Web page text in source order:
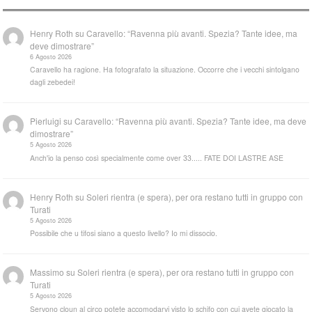
Henry Roth suCaravello: “Ravenna più avanti. Spezia? Tante idee, ma
deve dimostrare”
6 Agosto 2026
Caravello ha ragione. Ha fotografato la situazione. Occorre che i vecchi sintolgano
dagli zebedei!
Pierluigi suCaravello: “Ravenna più avanti. Spezia? Tante idee, ma deve
dimostrare”
5 Agosto 2026
Anch'io la penso così specialmente come over 33..... FATE DOI LASTRE ASE
Henry Roth suSoleri rientra (e spera), per ora restano tutti in gruppo con
Turati
5 Agosto 2026
Possibile che u tifosi siano a questo livello? Io mi dissocio.
Massimo suSoleri rientra (e spera), per ora restano tutti in gruppo con
Turati
5 Agosto 2026
Servono cloun al circo potete accomodarvi visto lo schifo con cui avete giocato la